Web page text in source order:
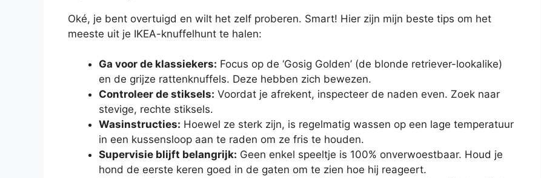
Oké, je bent overtuigd en wilt het zelf proberen. Smart! Hier zijn mijn beste tips om het
meeste uit je IKEA-knuffelhunt te halen:
Ga voor de klassiekers: Focus op de ‘Gosig Golden’ (de blonde retriever-lookalike)
en de grijze rattenknuffels. Deze hebben zich bewezen.
Controleer de stiksels: Voordat je afrekent, inspecteer de naden even. Zoek naar
stevige, rechte stiksels.
Wasinstructies: Hoewel ze sterk zijn, is regelmatig wassen op een lage temperatuur
in een kussensloop aan te raden om ze fris te houden.
Supervisie blijft belangrijk: Geen enkel speeltje is 100% onverwoestbaar. Houd je
hond de eerste keren goed in de gaten om te zien hoe hij reageert.